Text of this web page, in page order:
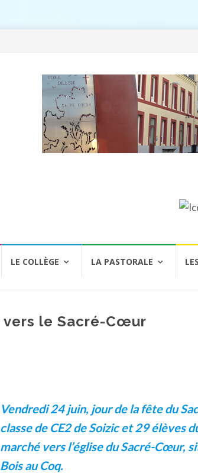
LE COLLÈGE LA PASTORALE
le Sacré-Cœur
Vendredi 24 juin, jour de la fête du
classe de CE2 de Soizic et 29 élèves
marché vers l’église du Sacré-Cœur,
Bois au Coq.